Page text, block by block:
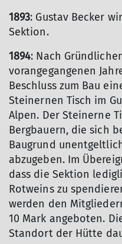
1893: Gustav Becker
Sektion.
1894: Nach
vorangegangenen
Beschluss zum Bau
Steinernen Tisch im
Alpen. Der Steinerne
Bergbauern, die sich
Baugrund
abzugeben. Im
dass die Sektion
Rotweins zu
werden den
10 Mark angeboten.
Standort der Hütte